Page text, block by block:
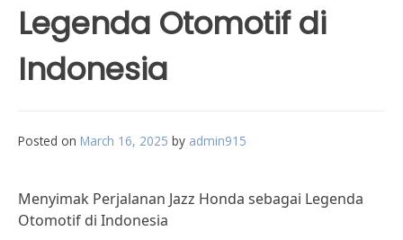
Legenda Otomotif di
Indonesia
Posted on March 16, 2025 by admin915
Menyimak Perjalanan Jazz Honda sebagai Legenda
Otomotif di Indonesia